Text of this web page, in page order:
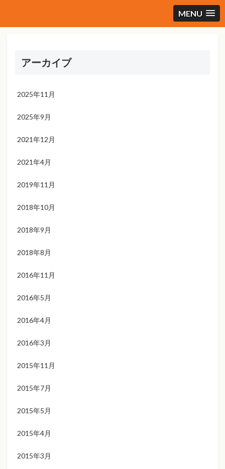
MENU
アーカイブ
2025年11月
2025年9月
2021年12月
2021年4月
2019年11月
2018年10月
2018年9月
2018年8月
2016年11月
2016年5月
2016年4月
2016年3月
2015年11月
2015年7月
2015年5月
2015年4月
2015年3月